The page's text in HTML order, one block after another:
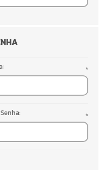
*
*